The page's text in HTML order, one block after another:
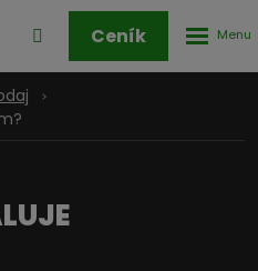
Přihlášení
Ceník